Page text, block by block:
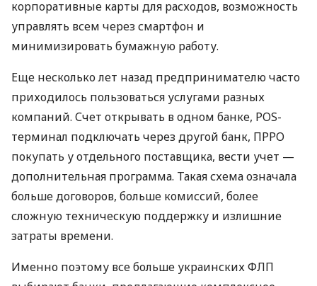
корпоративные карты для расходов, возможность
управлять всем через смартфон и
минимизировать бумажную работу.
Еще несколько лет назад предпринимателю часто
приходилось пользоваться услугами разных
компаний. Счет открывать в одном банке, POS-
терминал подключать через другой банк, ПРРО
покупать у отдельного поставщика, вести учет —
дополнительная программа. Такая схема означала
больше договоров, больше комиссий, более
сложную техническую поддержку и излишние
затраты времени.
Именно поэтому все больше украинских ФЛП